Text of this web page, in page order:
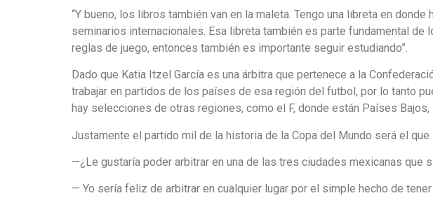
“Y bueno, los libros también van en la maleta. Tengo una libreta en
seminarios internacionales. Esa libreta también es parte fundamental
reglas de juego, entonces también es importante seguir estudiando”.
Dado que Katia Itzel García es una árbitra que pertenece a la
trabajar en partidos de los países de esa región del futbol, por lo tanto
hay selecciones de otras regiones, como el F, donde están Países Bajos,
Justamente el partido mil de la historia de la Copa del Mundo será el
—¿Le gustaría poder arbitrar en una de las tres ciudades mexicanas que
— Yo sería feliz de arbitrar en cualquier lugar por el simple hecho de